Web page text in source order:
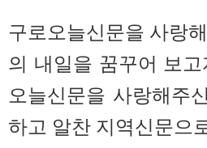
구로오늘신문을 사랑
의 내일을 꿈꾸어 보
오늘신문을 사랑해주
하고 알찬 지역신문으